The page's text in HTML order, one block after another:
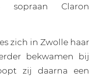
sopraan Claron
zich in Zwolle haar
bekwamen bij
zij daarna een